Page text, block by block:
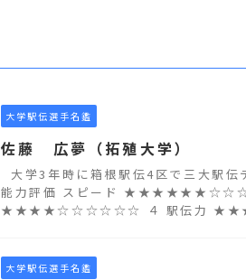
大学駅伝選手名鑑
佐藤 広夢（拓殖大学）
大学3年時に箱根駅伝4区で三大駅
能力評価 スピード
★★★★☆☆☆☆☆☆ ４ 駅伝力
大学駅伝選手名鑑